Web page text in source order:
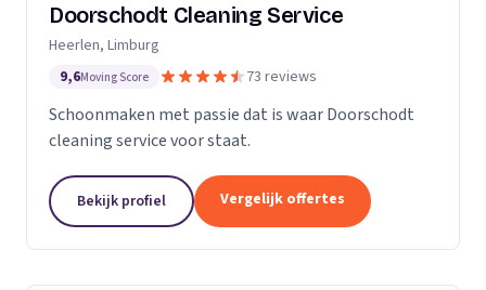
Doorschodt Cleaning Service
Heerlen, Limburg
9,6Moving Score 73 reviews
Schoonmaken met passie dat is waar Doorschodt
cleaning service voor staat.
Bekijk profiel Vergelijk offertes